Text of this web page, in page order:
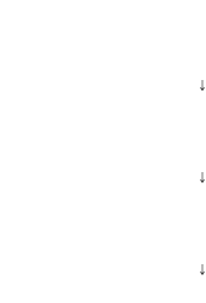
↓
↓
↓